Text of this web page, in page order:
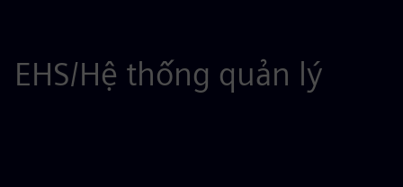
EHS/Hệ thống quản lý